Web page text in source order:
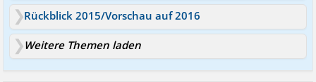
Rückblick 2015/Vorschau auf 2016
Weitere Themen laden